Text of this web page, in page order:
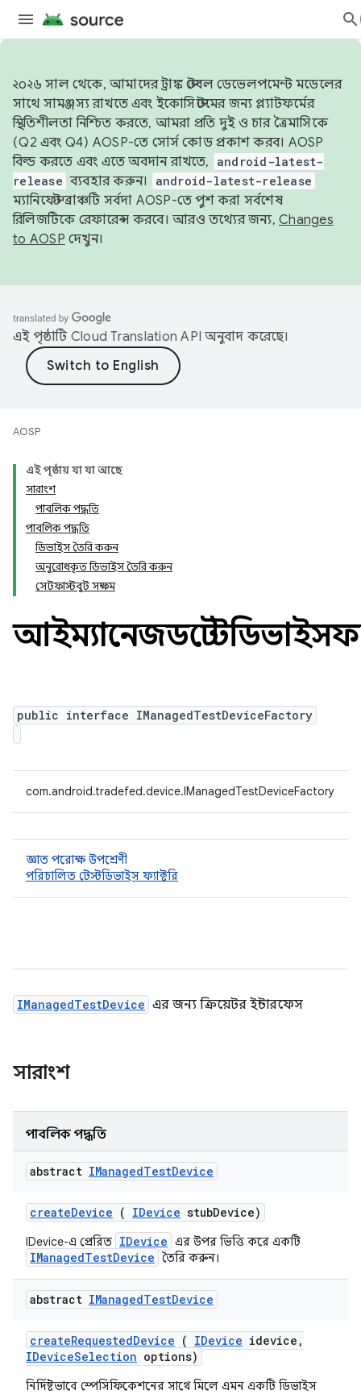
২০২৬ সাল থেকে, আমাদের ট্রাঙ্ক স্টেবল ডেভেলপমেন্ট মডেলের
সাথে সামঞ্জস্য রাখতে এবং ইকোসিস্টেমের জন্য প্ল্যাটফর্মের
স্থিতিশীলতা নিশ্চিত করতে, আমরা প্রতি দুই ও চার ত্রৈমাসিকে
(Q2 এবং Q4) AOSP-তে সোর্স কোড প্রকাশ করব। AOSP
বিল্ড করতে এবং এতে অবদান রাখতে,
android-latest-
release ব্যবহার করুন। android-latest-release
ম্যানিফেস্ট ব্রাঞ্চটি সর্বদা AOSP-তে পুশ করা সর্বশেষ
রিলিজটিকে রেফারেন্স করবে। আরও তথ্যের জন্য, Changes
to AOSP দেখুন।
এই পৃষ্ঠাটি Cloud Translation API অনুবাদ করেছে।
AOSP
এই পৃষ্ঠায় যা যা আছে
সারাংশ
পাবলিক পদ্ধতি
পাবলিক পদ্ধতি
ডিভাইস তৈরি করুন
অনুরোধকৃত ডিভাইস তৈরি করুন
সেটফাস্টবুট সক্ষম
public interface IManagedTestDeviceFactory
com.android.tradefed.device.IManagedTestDeviceFactory
জ্ঞাত পরোক্ষ উপশ্রেণী
পরিচালিত টেস্টডিভাইস ফ্যাক্টরি
IManagedTestDevice এর জন্য ক্রিয়েটর ইন্টারফেস
সারাংশ
পাবলিক পদ্ধতি
abstract IManagedTestDevice
createDevice ( IDevice stubDevice)
IDevice-এ প্রেরিত IDevice এর উপর ভিত্তি করে একটি
IManagedTestDevice তৈরি করুন।
abstract IManagedTestDevice
createRequestedDevice ( IDevice idevice ,
IDeviceSelection options)
নির্দিষ্টভাবে স্পেসিফিকেশনের সাথে মিলে এমন একটি ডিভাইস